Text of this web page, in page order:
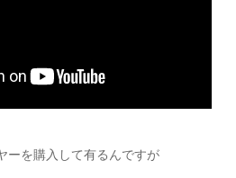
ーを購入して有るんですが